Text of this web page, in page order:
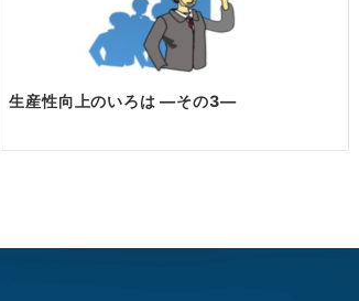
生産性向上のいろは ―その3―